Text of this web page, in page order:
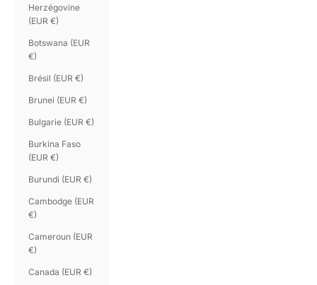
Herzégovine
(EUR €)
Botswana (EUR
€)
Brésil (EUR €)
Brunei (EUR €)
Bulgarie (EUR €)
Burkina Faso
(EUR €)
Burundi (EUR €)
Cambodge (EUR
€)
Cameroun (EUR
€)
Canada (EUR €)